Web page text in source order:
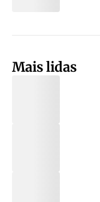
Mais lidas